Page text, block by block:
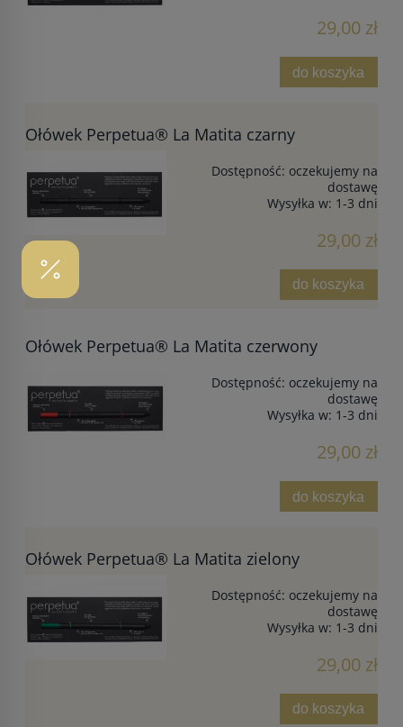
29,00 zł
do koszyka
Ołówek Perpetua® La Matita czarny
Dostępność: oczekujemy na
dostawę
Wysyłka w: 1-3 dni
29,00 zł
do koszyka
Ołówek Perpetua® La Matita czerwony
Dostępność: oczekujemy na
dostawę
Wysyłka w: 1-3 dni
29,00 zł
do koszyka
Ołówek Perpetua® La Matita zielony
Dostępność: oczekujemy na
dostawę
Wysyłka w: 1-3 dni
29,00 zł
do koszyka